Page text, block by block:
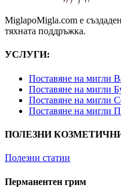
MiglapoMigla.com е
тяхната поддръжка.
УСЛУГИ:
Поставяне на мигли
Поставяне на мигли
Поставяне на мигли
Поставяне на мигли
ПОЛЕЗНИ
Полезни статии
Перманентен грим